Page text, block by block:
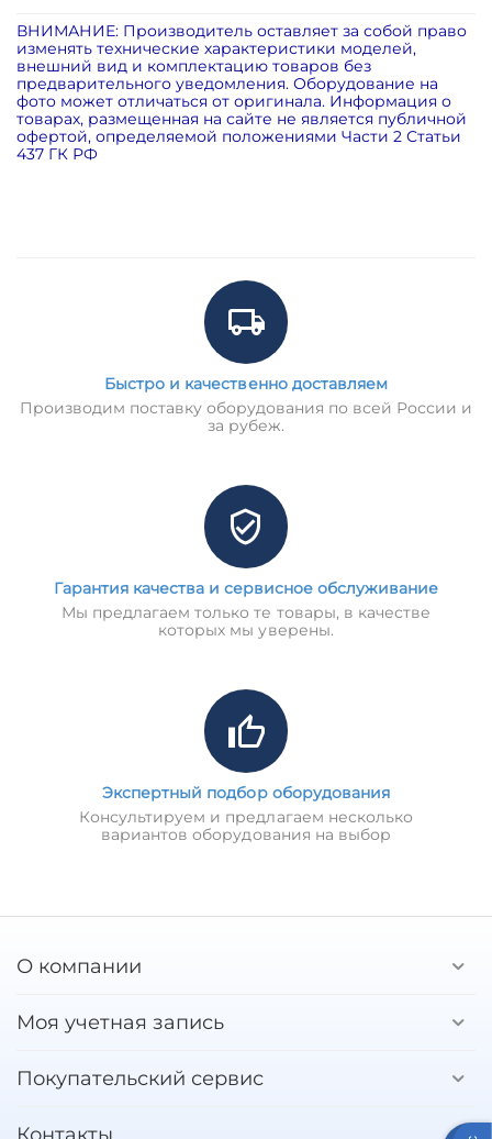
ВНИМАНИЕ: Производитель оставляет за собой право
изменять технические характеристики моделей,
внешний вид и комплектацию товаров без
предварительного уведомления. Оборудование на
фото может отличаться от оригинала. Информация о
товарах, размещенная на сайте не является публичной
офертой, определяемой положениями Части 2 Статьи
437 ГК РФ
Быстро и качественно доставляем
Производим поставку оборудования по всей России и
за рубеж.
Гарантия качества и сервисное обслуживание
Мы предлагаем только те товары, в качестве
которых мы уверены.
Экспертный подбор оборудования
Консультируем и предлагаем несколько
вариантов оборудования на выбор
О компании
Моя учетная запись
Покупательский сервис